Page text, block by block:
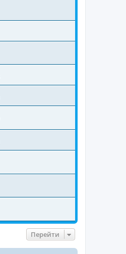
Перейти